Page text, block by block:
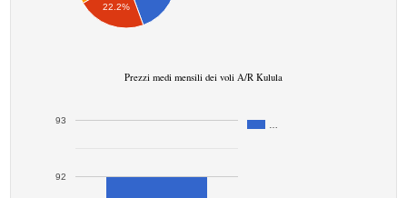
22.2%
Prezzi medi mensili dei voli A/R Kulula
92
93